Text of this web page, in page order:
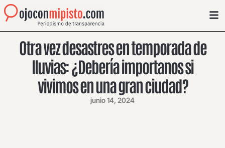
Otra vez desastres en temporada de
lluvias: ¿Debería importanos si
vivimos en una gran ciudad?
junio 14, 2024